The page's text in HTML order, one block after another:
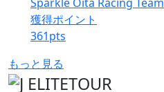
獲得ポイント
361pts
もっと見る